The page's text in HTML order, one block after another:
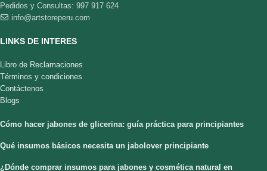
Pedidos y Consultas: 997 917 624
info@artstoreperu.com
LINKS DE INTERES
Libro de Reclamaciones
Términos y condiciones
Contáctenos
Blogs
Cómo hacer jabones de glicerina: guía práctica para principiantes
Qué insumos básicos necesita un jabolover principiante
¿Dónde comprar insumos para jabones y cosmética natural en